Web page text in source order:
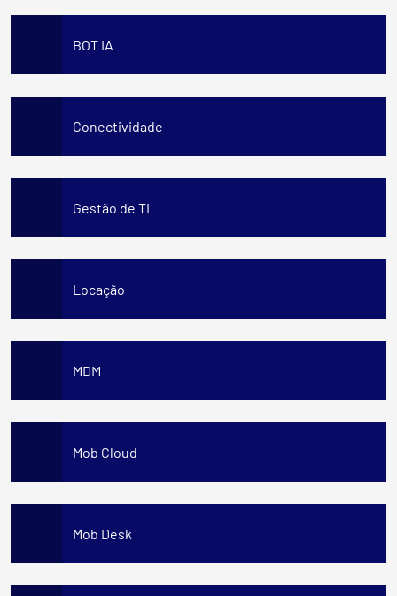
BOT IA
Conectividade
Gestão de TI
Locação
MDM
Mob Cloud
Mob Desk